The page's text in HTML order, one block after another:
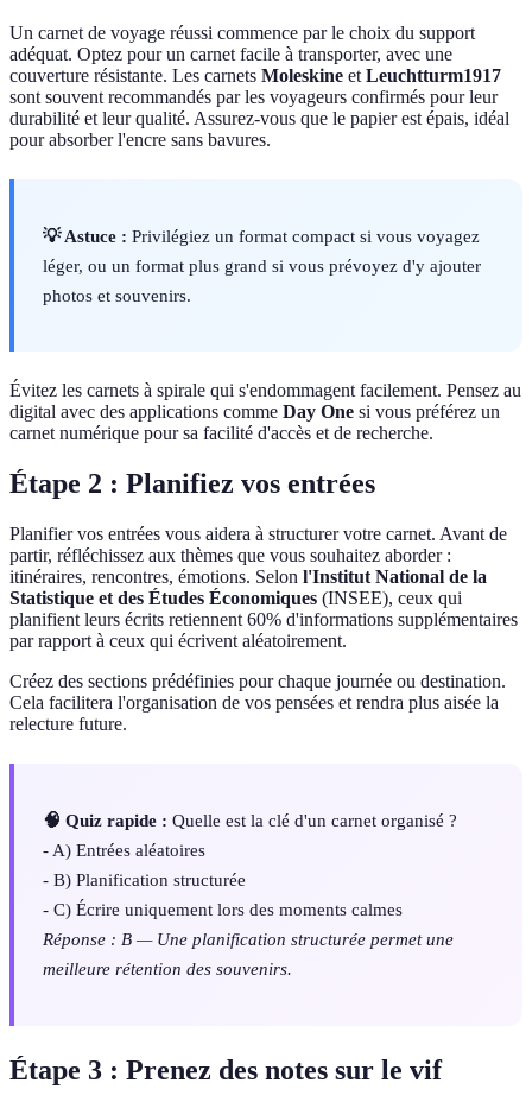
Un carnet de voyage réussi commence par le choix du support
adéquat. Optez pour un carnet facile à transporter, avec une
couverture résistante. Les carnets Moleskine et Leuchtturm1917
sont souvent recommandés par les voyageurs confirmés pour leur
durabilité et leur qualité. Assurez-vous que le papier est épais, idéal
pour absorber l'encre sans bavures.
💡 Astuce : Privilégiez un format compact si vous voyagez
léger, ou un format plus grand si vous prévoyez d'y ajouter
photos et souvenirs.
Évitez les carnets à spirale qui s'endommagent facilement. Pensez au
digital avec des applications comme Day One si vous préférez un
carnet numérique pour sa facilité d'accès et de recherche.
Étape 2 : Planifiez vos entrées
Planifier vos entrées vous aidera à structurer votre carnet. Avant de
partir, réfléchissez aux thèmes que vous souhaitez aborder :
itinéraires, rencontres, émotions. Selon l'Institut National de la
Statistique et des Études Économiques (INSEE), ceux qui
planifient leurs écrits retiennent 60% d'informations supplémentaires
par rapport à ceux qui écrivent aléatoirement.
Créez des sections prédéfinies pour chaque journée ou destination.
Cela facilitera l'organisation de vos pensées et rendra plus aisée la
relecture future.
🧠 Quiz rapide : Quelle est la clé d'un carnet organisé ?
- A) Entrées aléatoires
- B) Planification structurée
- C) Écrire uniquement lors des moments calmes
Réponse : B — Une planification structurée permet une
meilleure rétention des souvenirs.
Étape 3 : Prenez des notes sur le vif